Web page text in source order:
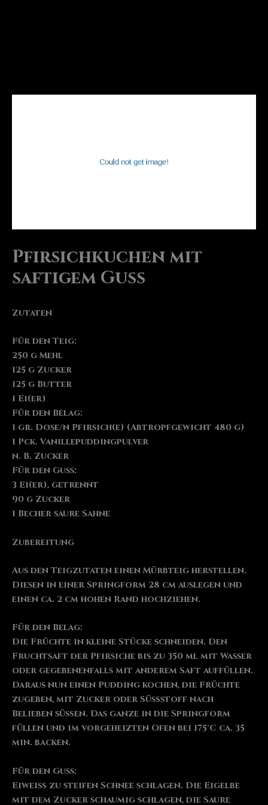
Pfirsichkuchen mit
saftigem Guss
Zutaten
Für den Teig:
250 g Mehl
125 g Zucker
125 g Butter
1 Ei(er)
Für den Belag:
1 gr. Dose/n Pfirsich(e) (Abtropfgewicht 480 g)
1 Pck. Vanillepuddingpulver
n. B. Zucker
Für den Guss:
3 Ei(er), getrennt
90 g Zucker
1 Becher saure Sahne
Zubereitung
Aus den Teigzutaten einen Mürbteig herstellen.
Diesen in einer Springform 28 cm auslegen und
einen ca. 2 cm hohen Rand hochziehen.
Für den Belag:
Die Früchte in kleine Stücke schneiden. Den
Fruchtsaft der Pfirsiche bis zu 350 ml mit Wasser
oder gegebenenfalls mit anderem Saft auffüllen.
Daraus nun einen Pudding kochen, die Früchte
zugeben, mit Zucker oder Süßstoff nach
Belieben süßen. Das ganze in die Springform
füllen und im vorgeheizten Ofen bei 175°C ca. 35
min. backen.
Für den Guss:
Eiweiß zu steifen Schnee schlagen. Die Eigelbe
mit dem Zucker schaumig schlagen, die Saure